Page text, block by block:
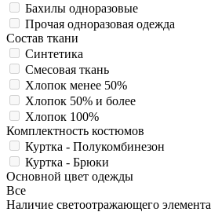
Бахилы одноразовые
Прочая одноразовая одежда
Состав ткани
Синтетика
Смесовая ткань
Хлопок менее 50%
Хлопок 50% и более
Хлопок 100%
Комплектность костюмов
Куртка - Полукомбинезон
Куртка - Брюки
Основной цвет одежды
Все
Наличие светоотражающего элемента